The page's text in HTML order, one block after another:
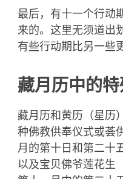
最后，有十一个行动
来的。这里无须道出
有些行动期比另一些
藏月历中的特
藏月历和黄历（星历
种佛教供奉仪式或荟
月的第十日和第二十
以及宝贝佛爷莲花生